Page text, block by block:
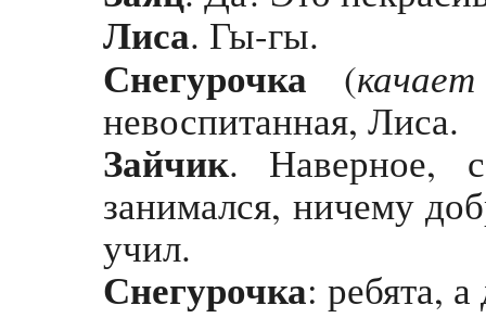
Лиса. Гы-гы.
Снегурочка (
невоспитанная, Лиса.
Зайчик. Наверное,
занимался, ничему
учил.
Снегурочка: ребята,